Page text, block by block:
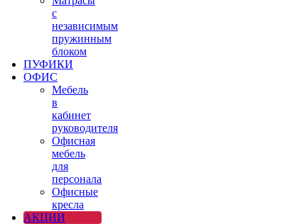
с
независимым
пружинным
блоком
ПУФИКИ
ОФИС
Мебель
в
кабинет
руководителя
Офисная
мебель
для
персонала
Офисные
кресла
АКЦИИ